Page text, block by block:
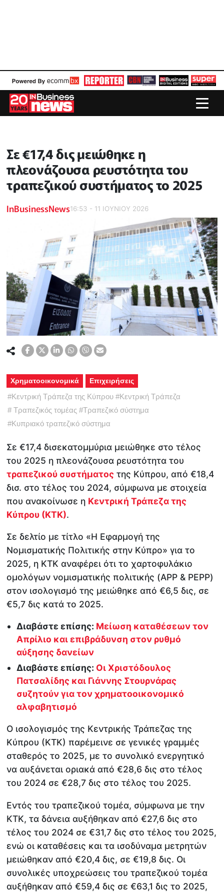
Σε €17,4 δις μειώθηκε η
πλεονάζουσα ρευστότητα του
τραπεζικού συστήματος το 2025
InBusinessNews16:53 - 11 ΙΟΥΝΙΟΥ 2026
Χρηματοοικονομικά Επιχειρήσεις
#Κεντρική Τράπεζα της Κύπρου #Κεντρική Τράπεζα
# Τραπεζικός τομέας #Τραπεζικό σύστημα
#Κυπριακό τραπεζικό σύστημα
Σε €17,4 δισεκατομμύρια μειώθηκε στο τέλος
του 2025 η πλεονάζουσα ρευστότητα του
τραπεζικού συστήματος της Κύπρου, από €18,4
δισ. στο τέλος του 2024, σύμφωνα με στοιχεία
που ανακοίνωσε η Κεντρική Τράπεζα της
Κύπρου (ΚΤΚ).
Σε δελτίο με τίτλο «Η Εφαρμογή της
Νομισματικής Πολιτικής στην Κύπρο» για το
2025, η ΚΤΚ αναφέρει ότι το χαρτοφυλάκιο
ομολόγων νομισματικής πολιτικής (APP & PEPP)
στον ισολογισμό της μειώθηκε από €6,5 δις, σε
€5,7 δις κατά το 2025.
Διαβάστε επίσης: Μείωση καταθέσεων τον
Απρίλιο και επιβράδυνση στον ρυθμό
αύξησης δανείων
Διαβάστε επίσης: Οι Χριστόδουλος
Πατσαλίδης και Γιάννης Στουρνάρας
συζητούν για τον χρηματοοικονομικό
αλφαβητισμό
Ο ισολογισμός της Κεντρικής Τράπεζας της
Κύπρου (ΚΤΚ) παρέμεινε σε γενικές γραμμές
σταθερός το 2025, με το συνολικό ενεργητικό
να αυξάνεται οριακά από €28,6 δις στο τέλος
του 2024 σε €28,7 δις στο τέλος του 2025.
Εντός του τραπεζικού τομέα, σύμφωνα με την
ΚΤΚ, τα δάνεια αυξήθηκαν από €27,6 δις στο
τέλος του 2024 σε €31,7 δις στο τέλος του 2025,
ενώ οι καταθέσεις και τα ισοδύναμα μετρητών
μειώθηκαν από €20,4 δις, σε €19,8 δις. Οι
συνολικές υποχρεώσεις του τραπεζικού τομέα
αυξήθηκαν από €59,4 δις σε €63,1 δις το 2025,